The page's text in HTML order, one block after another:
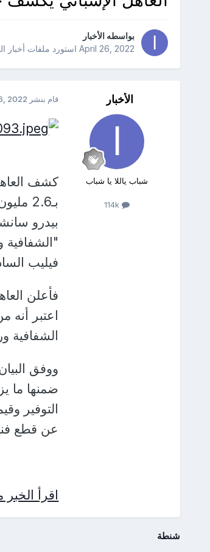
بواسطه الأخبار
April 26, 2022استورد ملفات أخبار
الأخبار
شباب ياللا يا شباب
114k
قام بنشر 2022
كشف
بيدرو
"الشفافية
فيليب
فأعلن
اعتبر أنه
الشفافية
عن قطع
اقرأ
شنطة